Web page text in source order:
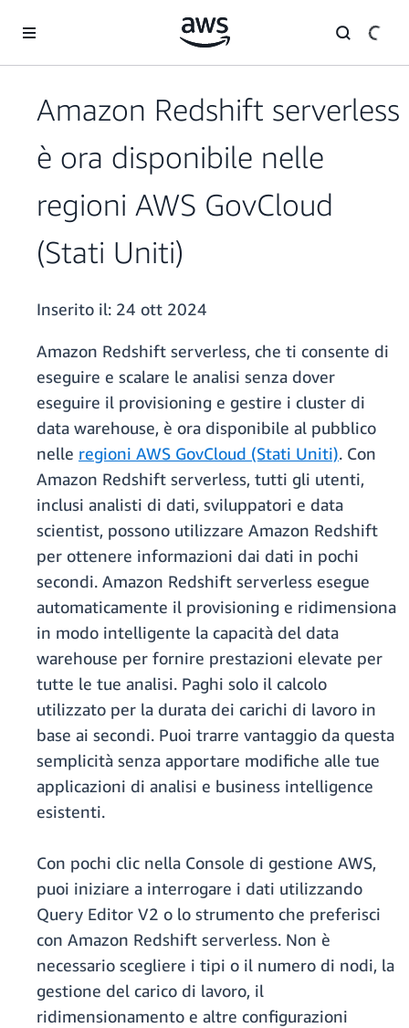
Amazon Redshift serverless
è ora disponibile nelle
regioni AWS GovCloud
(Stati Uniti)
Inserito il: 24 ott 2024
Amazon Redshift serverless, che ti consente di
eseguire e scalare le analisi senza dover
eseguire il provisioning e gestire i cluster di
data warehouse, è ora disponibile al pubblico
nelle regioni AWS GovCloud (Stati Uniti). Con
Amazon Redshift serverless, tutti gli utenti,
inclusi analisti di dati, sviluppatori e data
scientist, possono utilizzare Amazon Redshift
per ottenere informazioni dai dati in pochi
secondi. Amazon Redshift serverless esegue
automaticamente il provisioning e ridimensiona
in modo intelligente la capacità del data
warehouse per fornire prestazioni elevate per
tutte le tue analisi. Paghi solo il calcolo
utilizzato per la durata dei carichi di lavoro in
base ai secondi. Puoi trarre vantaggio da questa
semplicità senza apportare modifiche alle tue
applicazioni di analisi e business intelligence
esistenti.
Con pochi clic nella Console di gestione AWS,
puoi iniziare a interrogare i dati utilizzando
Query Editor V2 o lo strumento che preferisci
con Amazon Redshift serverless. Non è
necessario scegliere i tipi o il numero di nodi, la
gestione del carico di lavoro, il
ridimensionamento e altre configurazioni